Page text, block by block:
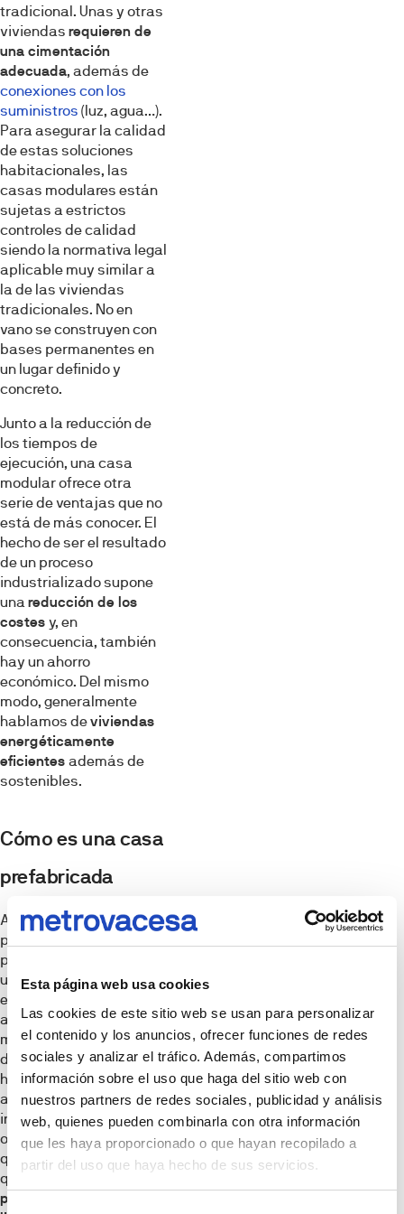
Esta página web usa cookies
Las cookies de este sitio web se usan para personalizar
el contenido y los anuncios, ofrecer funciones de redes
sociales y analizar el tráfico. Además, compartimos
información sobre el uso que haga del sitio web con
nuestros partners de redes sociales, publicidad y análisis
web, quienes pueden combinarla con otra información
que les haya proporcionado o que hayan recopilado a
partir del uso que haya hecho de sus servicios.
tradicional. Unas y otras
viviendas requieren de
una cimentación
adecuada, además de
conexiones con los
suministros (luz, agua…).
Para asegurar la calidad
de estas soluciones
habitacionales, las
casas modulares están
sujetas a estrictos
controles de calidad
siendo la normativa legal
aplicable muy similar a
la de las viviendas
tradicionales. No en
vano se construyen con
bases permanentes en
un lugar definido y
concreto.
Junto a la reducción de
los tiempos de
ejecución, una casa
modular ofrece otra
serie de ventajas que no
está de más conocer. El
hecho de ser el resultado
de un proceso
industrializado supone
unareducción de los
costes y, en
consecuencia, también
hay un ahorro
económico. Del mismo
modo, generalmente
hablamos deviviendas
energéticamente
eficientes además de
sostenibles.
Cómo es una casa
prefabricada
A priori, una casa
prefabricada puede
parecer lo mismo que
una casa modular. Sin
embargo, lo que
aparentemente resulta
muy similar, tiene
diferencias de base que
hay que considerar
antes de decidirse por
invertir en unas o en
otras. La principal tiene
que ver con el hecho de
que
las viviendas
prefabricadas están